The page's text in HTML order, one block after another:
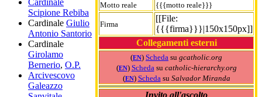
Motto reale
{{{motto reale}}}
Firma
[[File:
{{{firma}}}|150x150px]]
Collegamenti esterni
(EN) Scheda su gcatholic.org
(EN) Scheda su catholic-hierarchy.org
(EN) Scheda su Salvador Miranda
Invito all'ascolto
Scipione Rebiba
Cardinale Giulio
Antonio Santorio
Cardinale
Girolamo
Bernerio, O.P.
Arcivescovo
Galeazzo